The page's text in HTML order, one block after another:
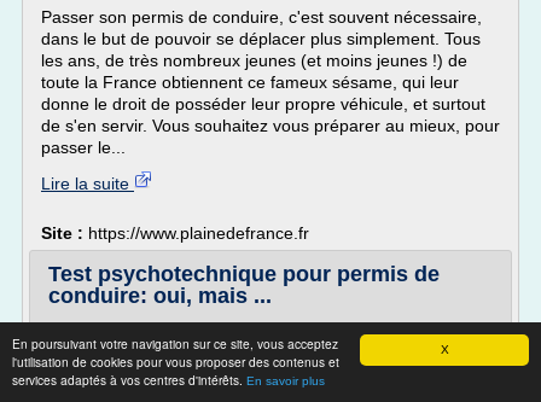
X
En poursuivant votre navigation sur ce site, vous acceptez
l'utilisation de cookies pour vous proposer des contenus et
services adaptés à vos centres d'intérêts. En savoir plus
Passer son permis de conduire, c'est souvent nécessaire,
dans le but de pouvoir se déplacer plus simplement. Tous
les ans, de très nombreux jeunes (et moins jeunes !) de
toute la France obtiennent ce fameux sésame, qui leur
donne le droit de posséder leur propre véhicule, et surtout
de s'en servir. Vous souhaitez vous préparer au mieux, pour
passer le...
Lire la suite
Site : https://www.plainedefrance.fr
Test psychotechnique pour permis de
conduire: oui, mais ...
après ?
19 mai 2014